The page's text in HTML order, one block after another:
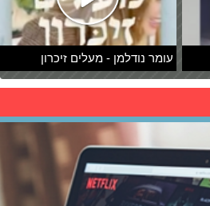
עומר נודלמן - מעלים זיכרון